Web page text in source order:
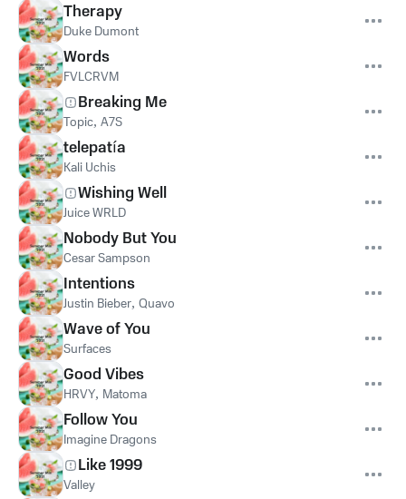
Therapy
Duke Dumont
Words
FVLCRVM
Breaking Me
Topic, A7S
telepatía
Kali Uchis
Wishing Well
Juice WRLD
Nobody But You
Cesar Sampson
Intentions
Justin Bieber, Quavo
Wave of You
Surfaces
Good Vibes
HRVY, Matoma
Follow You
Imagine Dragons
Like 1999
Valley